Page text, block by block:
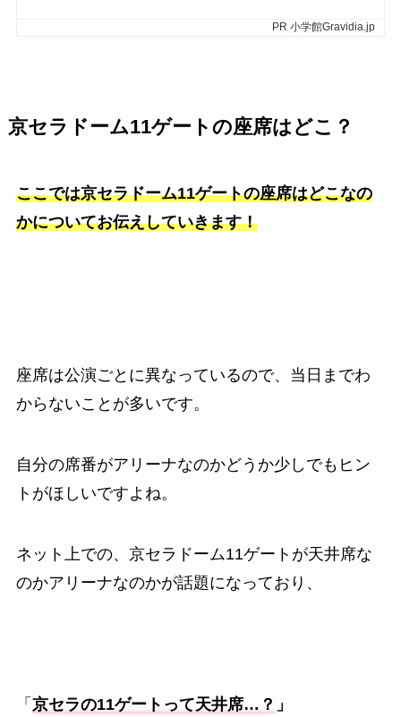
京セラドーム11ゲートの座席はどこ？
ここでは京セラドーム11ゲートの座席はどこなの
かについてお伝えしていきます！
座席は公演ごとに異なっているので、当日までわ
からないことが多いです。
自分の席番がアリーナなのかどうか少しでもヒン
トがほしいですよね。
ネット上での、京セラドーム11ゲートが天井席な
のかアリーナなのかが話題になっており、
「 京セラの11ゲートって天井席…？ 」